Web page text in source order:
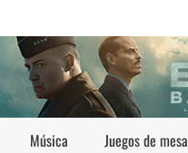
Música Juegos de mesa